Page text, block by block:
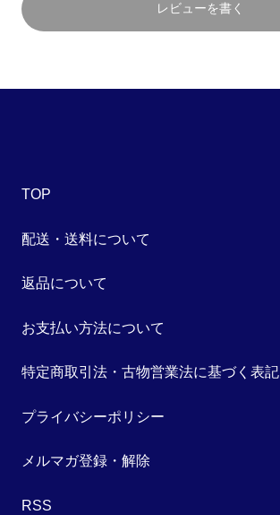
レビューを書く
TOP
配送・送料について
返品について
お支払い方法について
特定商取引法・古物営業法に基づく表記
プライバシーポリシー
メルマガ登録・解除
RSS